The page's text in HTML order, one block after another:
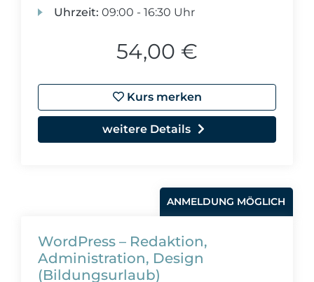
Uhrzeit: 09:00 - 16:30 Uhr
54,00 €
Kurs merken
weitere Details
ANMELDUNG MÖGLICH
WordPress – Redaktion,
Administration, Design
(Bildungsurlaub)